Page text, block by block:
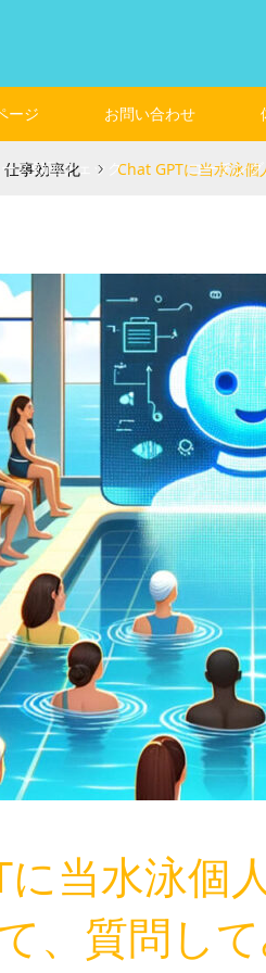
ージ お問い合わせ
ス動画チェック コーチン
仕事効率化 Chat GPTに当水泳
に当水泳個
、質問し